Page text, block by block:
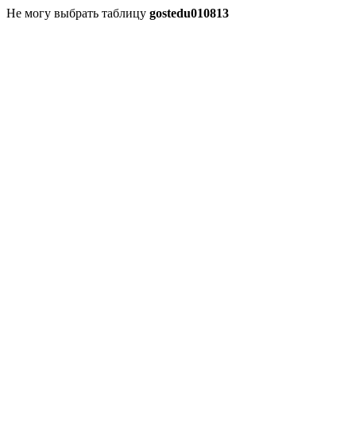
Не могу выбрать таблицу gostedu010813